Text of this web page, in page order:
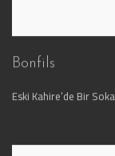
Bonfils
Eski Kahire’de Bir